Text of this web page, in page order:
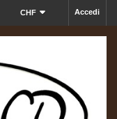
Accedi
CHF